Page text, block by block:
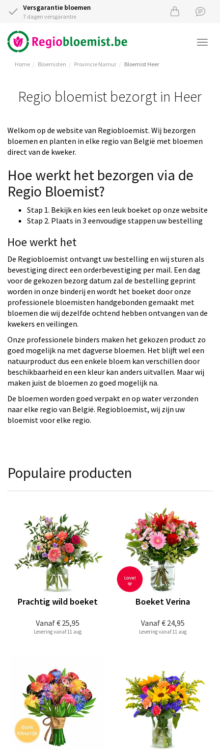
Versgarantie bloemen
7 dagen versgarantie
Home Bloemisten Provincie Namur Bloemist Heer
Regio bloemist bezorgt in Heer
Welkom op de website van Regiobloemist. Wij bezorgen
bloemen en planten in elke regio van België met bloemen
direct van de kweker.
Hoe werkt het bezorgen via de
Regio Bloemist?
Stap 1. Bekijk en kies een leuk boeket op onze website
Stap 2. Plaats in 3 eenvoudige stappen uw bestelling
Hoe werkt het
De Regiobloemist ontvangt uw bestelling en wij sturen als
bevestiging direct een orderbevestiging per mail. Een dag
voor de gekozen bezorg datum zal de bestelling geprint
worden in onze binderij en wordt het boeket door onze
professionele bloemisten handgebonden gemaakt met
bloemen die wij dezelfde ochtend hebben ontvangen van de
kwekers en veilingen.
Onze professionele binders maken het gekozen product zo
goed mogelijk na met dagverse bloemen. Het blijft wel een
natuurproduct dus een enkele bloem kan verschillen door
beschikbaarheid en een kleur kan anders uitvallen. Maar wij
maken juist de bloemen zo goed mogelijk na.
De bloemen worden goed verpakt en op water verzonden
naar elke regio van België. Regiobloemist, wij zijn uw
bloemist voor elke regio.
Populaire producten
Vanaf€ 25,95
Prachtig wild boeket
Levering vanaf 11 aug
Vanaf€ 24,95
Boeket Verina
Levering vanaf 11 aug